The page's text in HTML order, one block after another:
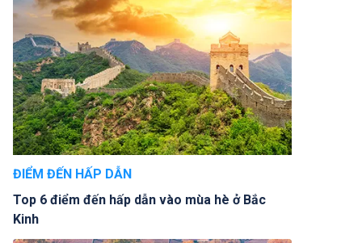
ĐIỂM ĐẾN HẤP DẪN
Top 6 điểm đến hấp dẫn vào mùa hè ở Bắc
Kinh